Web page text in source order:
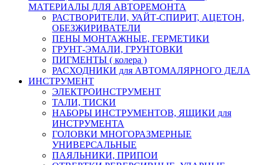
МАТЕРИАЛЫ ДЛЯ АВТОРЕМОНТА
РАСТВОРИТЕЛИ, УАЙТ-СПИРИТ, АЦЕТОН,
ОБЕЗЖИРИВАТЕЛИ
ПЕНЫ МОНТАЖНЫЕ, ГЕРМЕТИКИ
ГРУНТ-ЭМАЛИ, ГРУНТОВКИ
ПИГМЕНТЫ ( колера )
РАСХОДНИКИ для АВТОМАЛЯРНОГО ДЕЛА
ИНСТРУМЕНТ
ЭЛЕКТРОИНСТРУМЕНТ
ТАЛИ, ТИСКИ
НАБОРЫ ИНСТРУМЕНТОВ, ЯЩИКИ для
ИНСТРУМЕНТА
ГОЛОВКИ МНОГОРАЗМЕРНЫЕ
УНИВЕРСАЛЬНЫЕ
ПАЯЛЬНИКИ, ПРИПОИ